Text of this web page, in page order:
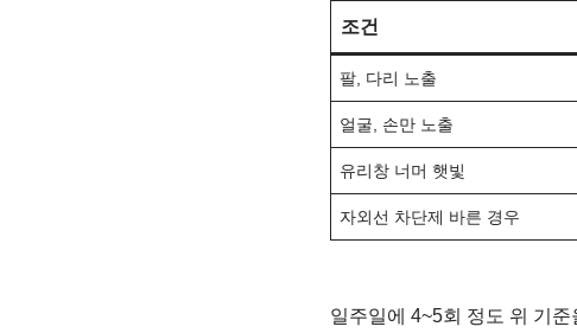
조건
팔, 다리 노출
얼굴, 손만 노출
유리창 너머 햇빛
자외선 차단제 바른 경우
일주일에 4~5회 정도 위 기